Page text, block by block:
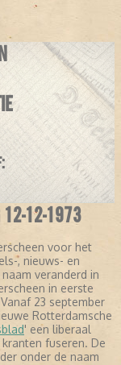
12-12-1973
voor het
, nieuws- en
veranderd in
in eerste
23 september
Rotterdamsche
' een liberaal
fuseren. De
onder de naam